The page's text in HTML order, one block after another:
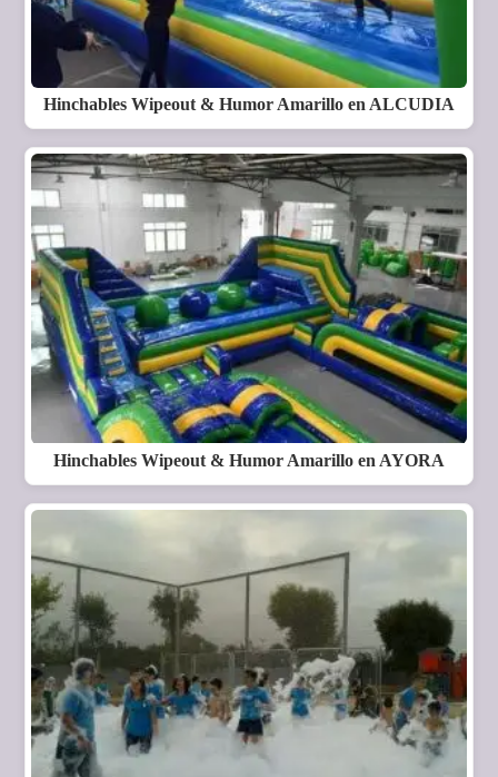
Hinchables Wipeout & Humor Amarillo en ALCUDIA
Hinchables Wipeout & Humor Amarillo en AYORA